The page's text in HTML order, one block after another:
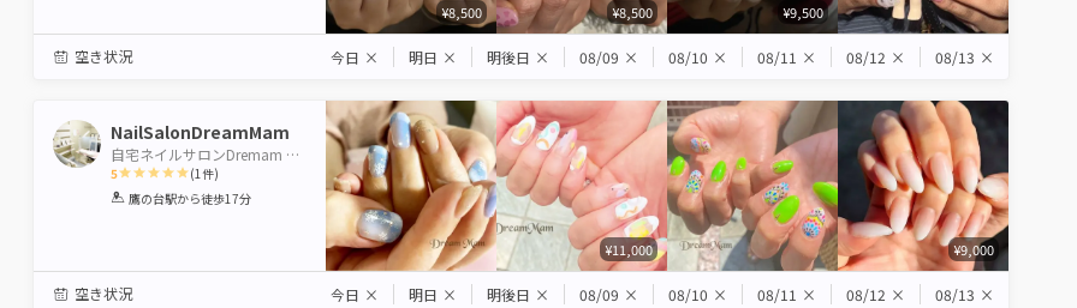
¥8,500 ¥8,500 ¥9,500
空き状況 今日 × 明日 × 明後日 × 08/09 × 08/10 × 08/11 × 08/12 × 08/13 ×
NailSalonDreamMam
自宅ネイルサロンDremam Mam
5
1 2 3 4 5
(1 件)
鷹の台駅から徒歩17分
¥11,000 ¥9,000
空き状況 今日 × 明日 × 明後日 × 08/09 × 08/10 × 08/11 × 08/12 × 08/13 ×